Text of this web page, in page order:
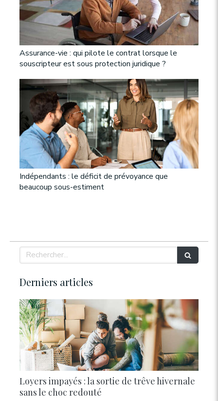
Assurance-vie : qui pilote le contrat lorsque le
souscripteur est sous protection juridique ?
Indépendants : le déficit de prévoyance que
beaucoup sous-estiment
Rechercher
Derniers articles
Loyers impayés : la sortie de trêve hivernale
sans le choc redouté